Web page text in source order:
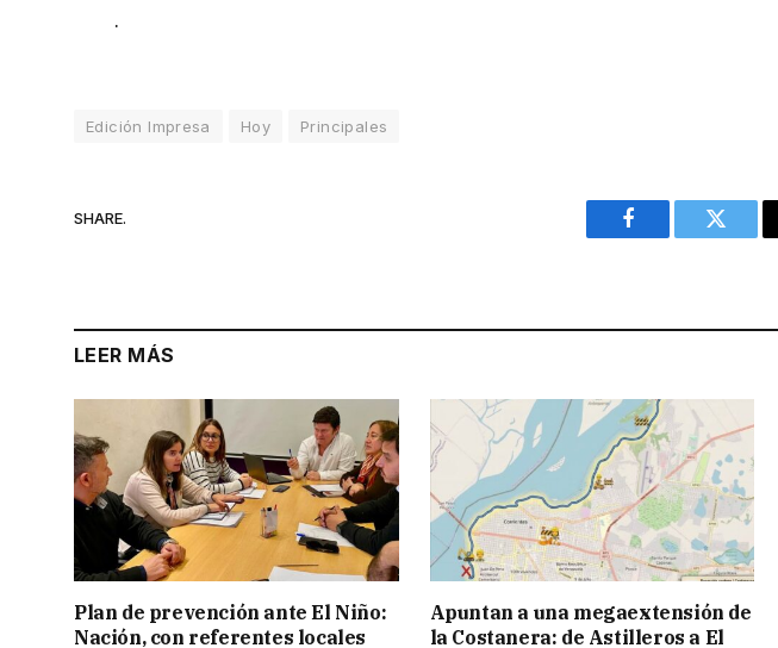
.
Edición Impresa Hoy Principales
SHARE.
Facebook Twitter
LEER MÁS
Plan de prevención ante El Niño:
Nación, con referentes locales
Apuntan a una megaextensión de
la Costanera: de Astilleros a El